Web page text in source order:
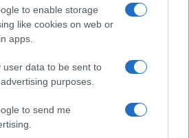
to enable storage
like cookies on web or
apps.
user data to be sent to
purposes.
to send me